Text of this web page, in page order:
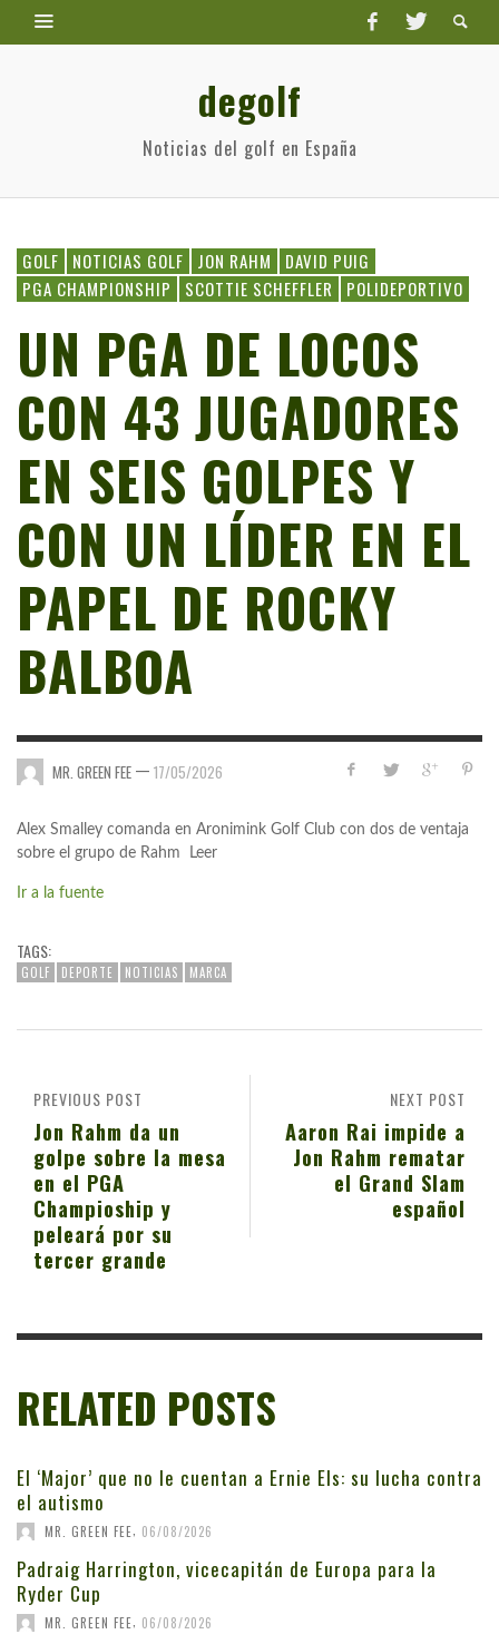
degolf
Noticias del golf en España
GOLF NOTICIAS GOLF JON RAHM
DAVID PUIG
PGA CHAMPIONSHIP
SCOTTIE SCHEFFLER POLIDEPORTIVO
UN PGA DE LOCOS
CON 43 JUGADORES
EN SEIS GOLPES Y
CON UN LÍDER EN EL
PAPEL DE ROCKY
BALBOA
MR. GREEN FEE — 17/05/2026
Alex Smalley comanda en Aronimink Golf Club con dos de ventaja
sobre el grupo de Rahm Leer
Ir a la fuente
TAGS:
GOLF DEPORTE NOTICIAS MARCA
NEXT POST
Aaron Rai impide a
Jon Rahm rematar
el Grand Slam
español
PREVIOUS POST
Jon Rahm da un
golpe sobre la mesa
en el PGA
Champioship y
peleará por su
tercer grande
RELATED POSTS
El ‘Major’ que no le cuentan a Ernie Els: su lucha contra
el autismo
MR. GREEN FEE, 06/08/2026
Padraig Harrington, vicecapitán de Europa para la
Ryder Cup
MR. GREEN FEE 06/08/2026